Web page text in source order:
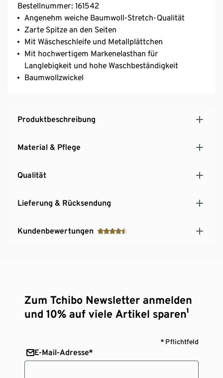
Bestellnummer: 161542
Angenehm weiche Baumwoll-Stretch-Qualität
Zarte Spitze an den Seiten
Mit Wäscheschleife und Metallplättchen
Mit hochwertigem Markenelasthan für
Langlebigkeit und hohe Waschbeständigkeit
Baumwollzwickel
Produktbeschreibung
Material & Pflege
Qualität
Lieferung & Rücksendung
Kundenbewertungen
Zum Tchibo Newsletter anmelden
und 10% auf viele Artikel sparen¹
* Pflichtfeld
E-Mail-Adresse*